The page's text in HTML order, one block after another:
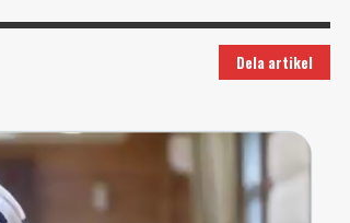
Dela artikel